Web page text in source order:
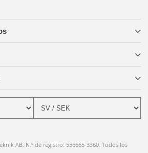
AB. N.º de registro: 556665-3360. Todos los